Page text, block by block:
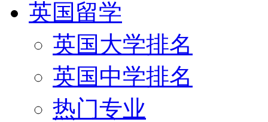
英国留学
英国大学排名
英国中学排名
热门专业